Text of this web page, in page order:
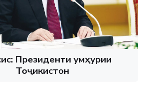
Президенти Ҷумҳурии
Тоҷикистон